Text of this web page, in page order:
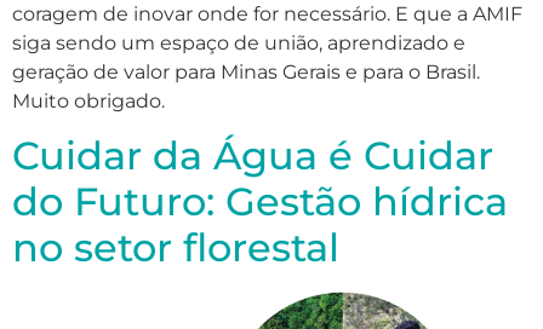
coragem de inovar onde for necessário. E que a AMIF
siga sendo um espaço de união, aprendizado e
geração de valor para Minas Gerais e para o Brasil.
Muito obrigado.
Cuidar da Água é Cuidar
do Futuro: Gestão hídrica
no setor florestal